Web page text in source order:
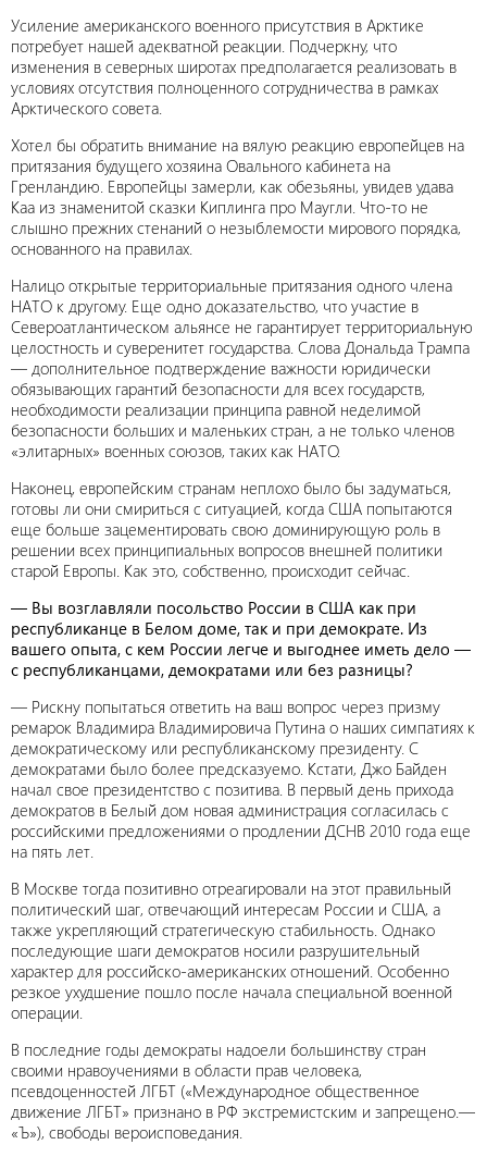
Усиление американского военного присутствия в Арктике
потребует нашей адекватной реакции. Подчеркну, что
изменения в северных широтах предполагается реализовать в
условиях отсутствия полноценного сотрудничества в рамках
Арктического совета.
Хотел бы обратить внимание на вялую реакцию европейцев на
притязания будущего хозяина Овального кабинета на
Гренландию. Европейцы замерли, как обезьяны, увидев удава
Каа из знаменитой сказки Киплинга про Маугли. Что-то не
слышно прежних стенаний о незыблемости мирового порядка,
основанного на правилах.
Налицо открытые территориальные притязания одного члена
НАТО к другому. Еще одно доказательство, что участие в
Североатлантическом альянсе не гарантирует территориальную
целостность и суверенитет государства. Слова Дональда Трампа
— дополнительное подтверждение важности юридически
обязывающих гарантий безопасности для всех государств,
необходимости реализации принципа равной неделимой
безопасности больших и маленьких стран, а не только членов
«элитарных» военных союзов, таких как НАТО.
Наконец, европейским странам неплохо было бы задуматься,
готовы ли они смириться с ситуацией, когда США попытаются
еще больше зацементировать свою доминирующую роль в
решении всех принципиальных вопросов внешней политики
старой Европы. Как это, собственно, происходит сейчас.
— Вы возглавляли посольство России в США как при
республиканце в Белом доме, так и при демократе. Из
вашего опыта, с кем России легче и выгоднее иметь дело —
с республиканцами, демократами или без разницы?
— Рискну попытаться ответить на ваш вопрос через призму
ремарок Владимира Владимировича Путина о наших симпатиях к
демократическому или республиканскому президенту. С
демократами было более предсказуемо. Кстати, Джо Байден
начал свое президентство с позитива. В первый день прихода
демократов в Белый дом новая администрация согласилась с
российскими предложениями о продлении ДСНВ 2010 года еще
на пять лет.
В Москве тогда позитивно отреагировали на этот правильный
политический шаг, отвечающий интересам России и США, а
также укрепляющий стратегическую стабильность. Однако
последующие шаги демократов носили разрушительный
характер для российско-американских отношений. Особенно
резкое ухудшение пошло после начала специальной военной
операции.
В последние годы демократы надоели большинству стран
своими нравоучениями в области прав человека,
псевдоценностей ЛГБТ («Международное общественное
движение ЛГБТ» признано в РФ экстремистским и запрещено.—
«Ъ»), свободы вероисповедания.